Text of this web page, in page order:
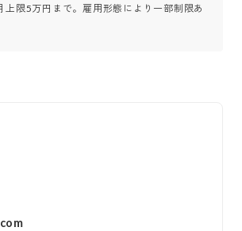
上限5万円まで。雇用形態により一部制限あ